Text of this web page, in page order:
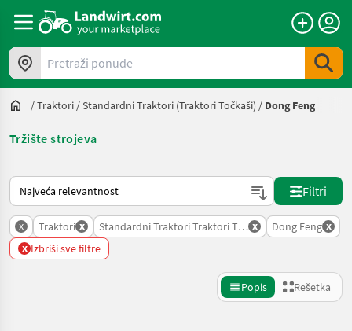
Pretraži ponude
/Traktori /Standardni Traktori (traktori Točkaši) / Dong Feng
Tržište strojeva
Tako se sortira na Landwirt.com
Filtri
x Traktori x Standardni Traktori Traktori Tockasi
x Dong Feng x
x Izbriši sve filtre
Popis Rešetka